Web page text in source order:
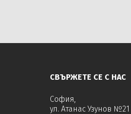
Цветанка Атанасова
„ФАЙВ СТАРС ПАРТНЪРС“ ООД
СВЪРЖЕТЕ СЕ С НАС
София,
ул. Атанас Узунов №21